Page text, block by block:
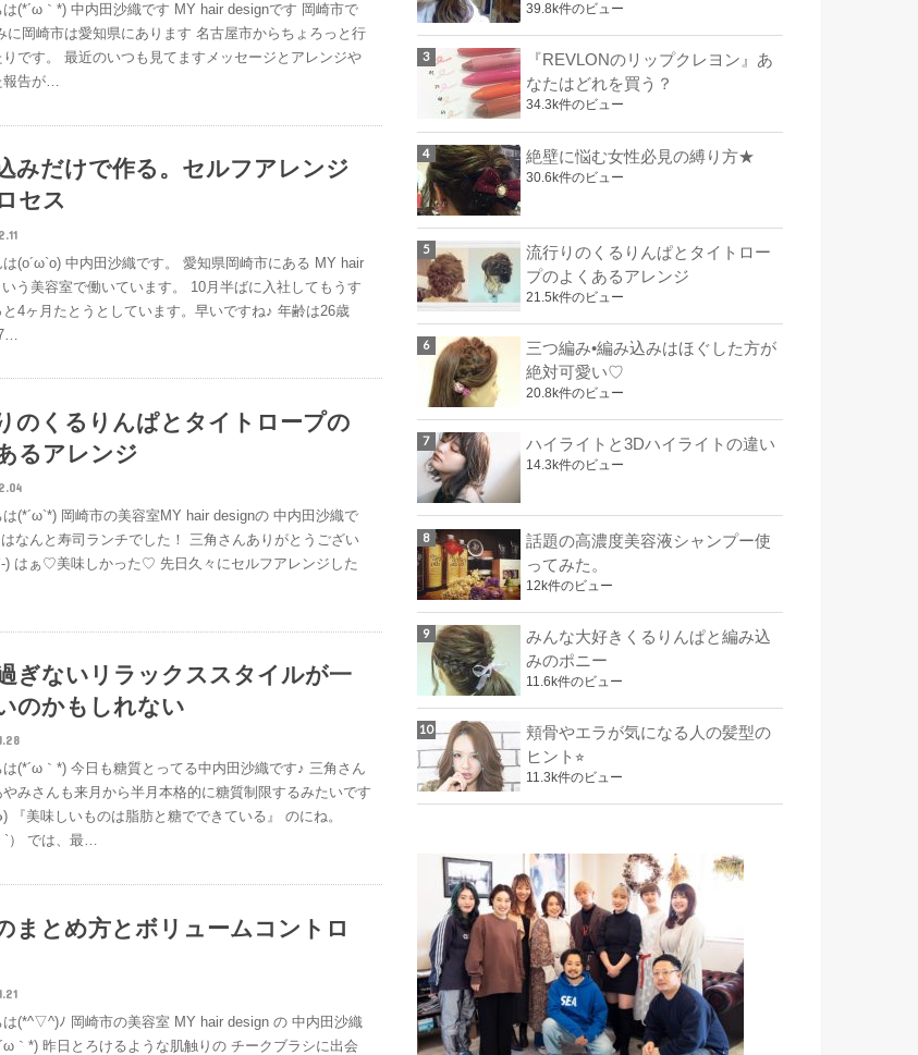
は(*´ω｀*) 中内田沙織です MY hair designです 岡崎市で
に岡崎市は愛知県にあります 名古屋市からちょろっと行
りです。 最近のいつも見てますメッセージとアレンジや
報告が…
みだけで作る。セルフアレンジ
セス
は(o´ω`o) 中内田沙織です。 愛知県岡崎市にある MY hair
う美容室で働いています。 10月半ばに入社してもうす
と4ヶ月たとうとしています。早いですね♪ 年齢は26歳
のくるりんぱとタイトロープの
るアレンジ
は(*´ω`*) 岡崎市の美容室MY hair designの 中内田沙織で
なんと寿司ランチでした！ 三角さんありがとうござい
) はぁ♡美味しかった♡ 先日久々にセルフアレンジした
ぎないリラックススタイルが一
のかもしれない
は(*´ω｀*) 今日も糖質とってる中内田沙織です♪ 三角さん
やみさんも来月から半月本格的に糖質制限するみたいです
『美味しいものは脂肪と糖でできている』 のにね。
`） では、最…
まとめ方とボリュームコントロ
は(*^▽^)ﾉ 岡崎市の美容室 MY hair design の 中内田沙織
｀*) 昨日とろけるような肌触りの チークブラシに出会
39.8k件のビュー
『REVLONのリップクレヨン』あ
なたはどれを買う？
34.3k件のビュー
絶壁に悩む女性必見の縛り方★
30.6k件のビュー
流行りのくるりんぱとタイトロー
プのよくあるアレンジ
21.5k件のビュー
三つ編み•編み込みはほぐした方が
絶対可愛い♡
20.8k件のビュー
ハイライトと3Dハイライトの違い
14.3k件のビュー
話題の高濃度美容液シャンプー使
ってみた。
12k件のビュー
みんな大好きくるりんぱと編み込
みのポニー
11.6k件のビュー
頬骨やエラが気になる人の髪型の
ヒント⭐︎
11.3k件のビュー